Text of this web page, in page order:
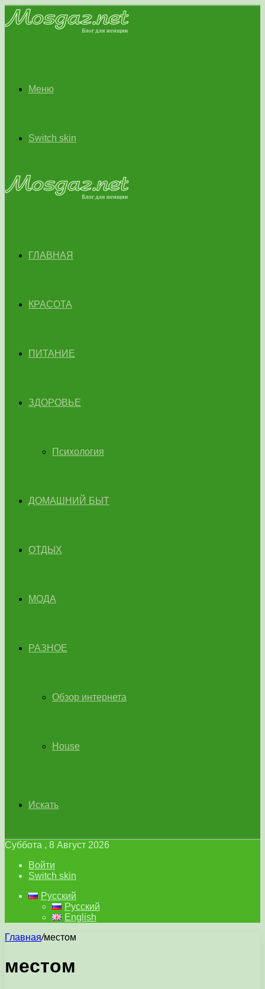
Меню
Switch skin
ГЛАВНАЯ
КРАСОТА
ПИТАНИЕ
ЗДОРОВЬЕ
Психология
ДОМАШНИЙ БЫТ
ОТДЫХ
МОДА
РАЗНОЕ
Обзор интернета
House
Искать
Суббота , 8 Август 2026
Войти
Switch skin
Русский
Русский
English
Главная/местом
местом